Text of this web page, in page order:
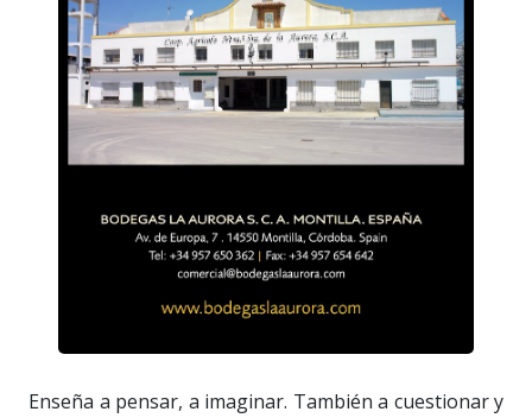
Enseña a pensar, a imaginar. También a cuestionar y